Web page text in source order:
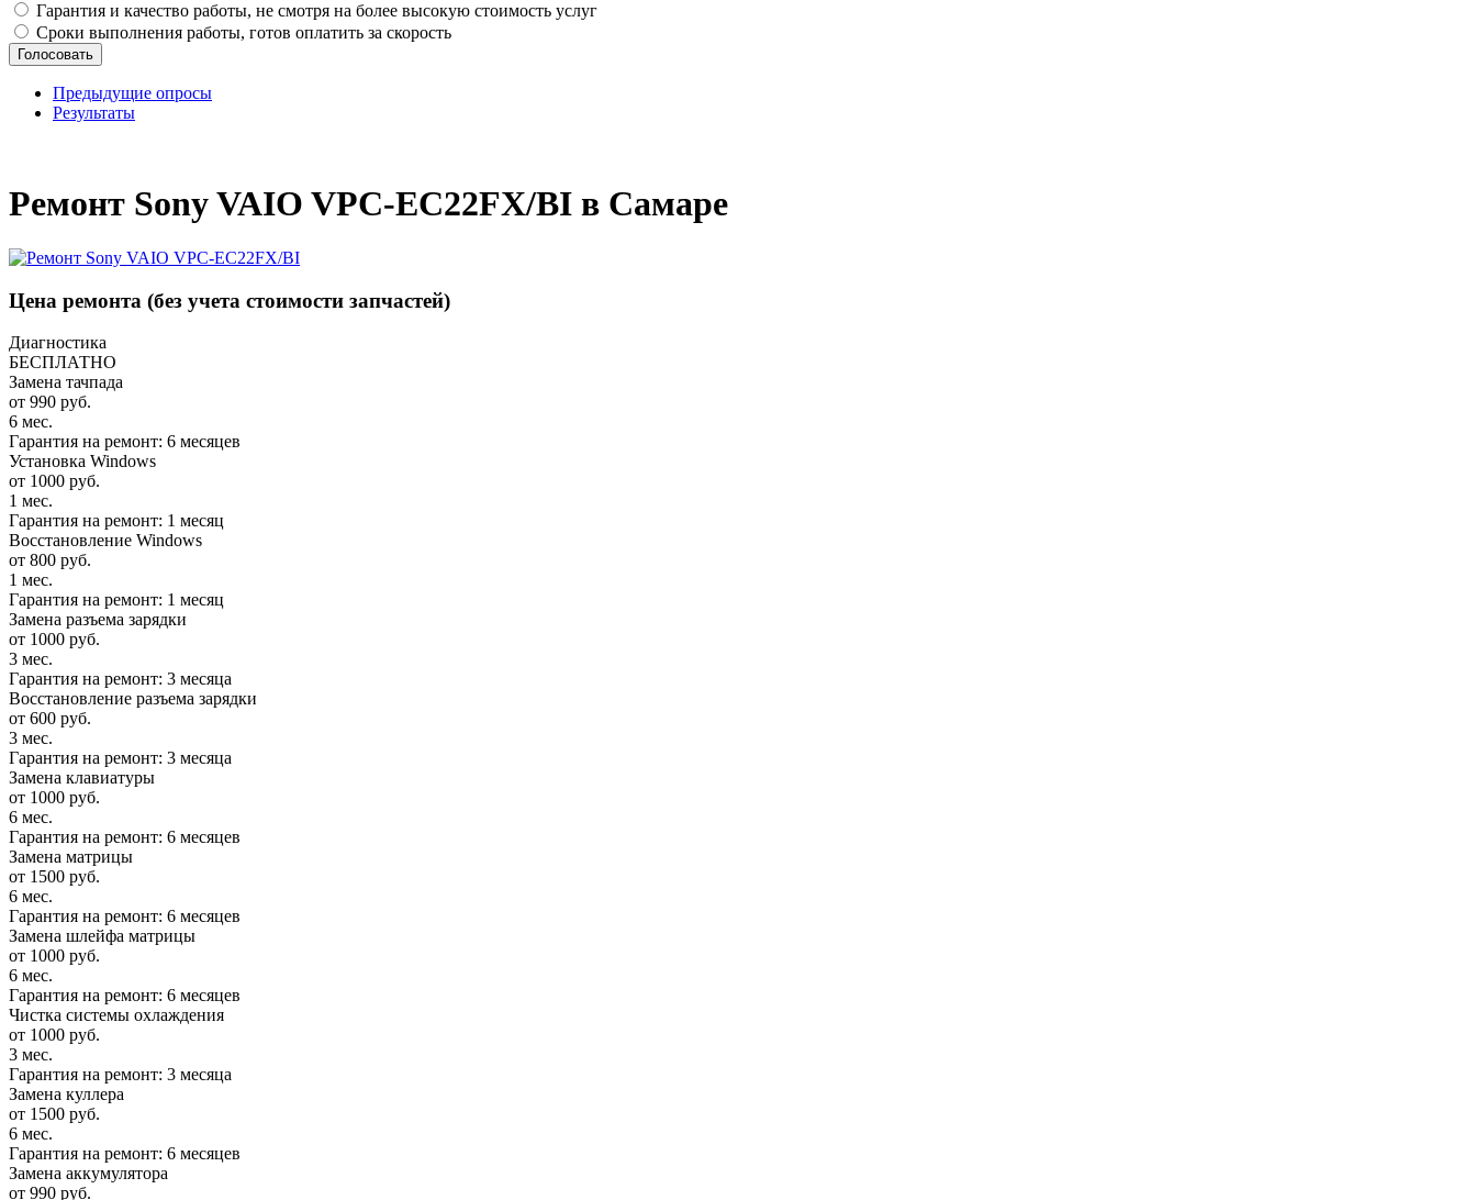
Гарантия и качество работы, не смотря на более высокую стоимость услуг
Сроки выполнения работы, готов оплатить за скорость
Предыдущие опросы
Результаты
Ремонт Sony VAIO VPC-EC22FX/BI в Самаре
Цена ремонта (без учета стоимости запчастей)
Диагностика
БЕСПЛАТНО
Замена тачпада
от 990 руб.
6 мес.
Гарантия на ремонт: 6 месяцев
Установка Windows
от 1000 руб.
1 мес.
Гарантия на ремонт: 1 месяц
Восстановление Windows
от 800 руб.
1 мес.
Гарантия на ремонт: 1 месяц
Замена разъема зарядки
от 1000 руб.
3 мес.
Гарантия на ремонт: 3 месяца
Восстановление разъема зарядки
от 600 руб.
3 мес.
Гарантия на ремонт: 3 месяца
Замена клавиатуры
от 1000 руб.
6 мес.
Гарантия на ремонт: 6 месяцев
Замена матрицы
от 1500 руб.
6 мес.
Гарантия на ремонт: 6 месяцев
Замена шлейфа матрицы
от 1000 руб.
6 мес.
Гарантия на ремонт: 6 месяцев
Чистка системы охлаждения
от 1000 руб.
3 мес.
Гарантия на ремонт: 3 месяца
Замена куллера
от 1500 руб.
6 мес.
Гарантия на ремонт: 6 месяцев
Замена аккумулятора
от 990 руб.